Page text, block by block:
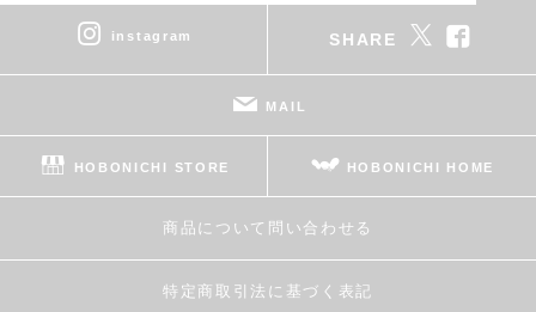
instagram SHARE
MAIL
HOBONICHI STORE HOBONICHI HOME
商品について問い合わせる
特定商取引法に基づく表記